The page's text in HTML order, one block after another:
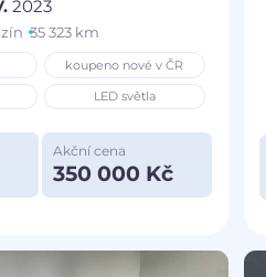
2023
35 323 km
koupeno nové v ČR
LED světla
Akční cena
350 000 Kč